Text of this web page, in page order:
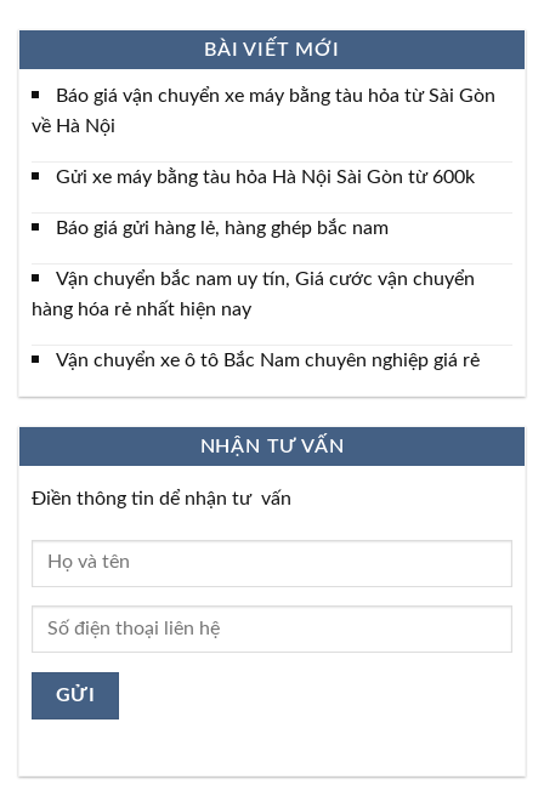
BÀI VIẾT MỚI
Báo giá vận chuyển xe máy bằng tàu hỏa từ Sài Gòn
về Hà Nội
Gửi xe máy bằng tàu hỏa Hà Nội Sài Gòn từ 600k
Báo giá gửi hàng lẻ, hàng ghép bắc nam
Vận chuyển bắc nam uy tín, Giá cước vận chuyển
hàng hóa rẻ nhất hiện nay
Vận chuyển xe ô tô Bắc Nam chuyên nghiệp giá rẻ
NHẬN TƯ VẤN
Điền thông tin dể nhận tư vấn